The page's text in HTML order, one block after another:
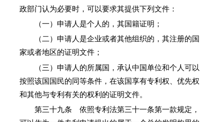
政部门认为必要时，可以要求其提供下列文件：
（一）申请人是个人的，其国籍证明；
（二）申请人是企业或者其他组织的，其注册的国
家或者地区的证明文件；
（三）申请人的所属国，承认中国单位和个人可以
按照该国国民的同等条件，在该国享有专利权、优先权
和其他与专利有关的权利的证明文件。
第三十九条 依照专利法第三十一条第一款规定，